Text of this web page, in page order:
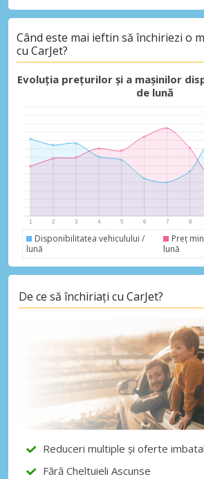
Când este mai ieftin să închiriezi o
cu CarJet?
Evoluția prețurilor și a mașinilor
de lună
Disponibilitatea vehiculului /
lună
Preț
lună
De ce să închiriați cu CarJet?
Reduceri multiple și oferte
Fără Cheltuieli Ascunse
Economii de top
Accesați ofertele exclusive ale
furnizorilor noștri
Autentificare cu